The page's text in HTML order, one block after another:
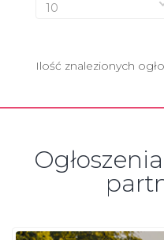
10
Ilość znalezionych